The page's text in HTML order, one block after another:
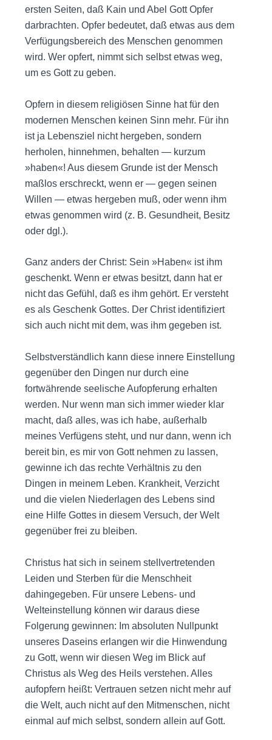
ersten Seiten, daß Kain und Abel Gott Opfer
darbrachten. Opfer bedeutet, daß etwas aus dem
Verfügungsbereich des Menschen genommen
wird. Wer opfert, nimmt sich selbst etwas weg,
um es Gott zu geben.
Opfern in diesem religiösen Sinne hat für den
modernen Menschen keinen Sinn mehr. Für ihn
ist ja Lebensziel nicht hergeben, sondern
herholen, hinnehmen, behalten — kurzum
»haben«! Aus diesem Grunde ist der Mensch
maßlos erschreckt, wenn er — gegen seinen
Willen — etwas hergeben muß, oder wenn ihm
etwas genommen wird (z. B. Gesundheit, Besitz
oder dgl.).
Ganz anders der Christ: Sein »Haben« ist ihm
geschenkt. Wenn er etwas besitzt, dann hat er
nicht das Gefühl, daß es ihm gehört. Er versteht
es als Geschenk Gottes. Der Christ identifiziert
sich auch nicht mit dem, was ihm gegeben ist.
Selbstverständlich kann diese innere Einstellung
gegenüber den Dingen nur durch eine
fortwährende seelische Aufopferung erhalten
werden. Nur wenn man sich immer wieder klar
macht, daß alles, was ich habe, außerhalb
meines Verfügens steht, und nur dann, wenn ich
bereit bin, es mir von Gott nehmen zu lassen,
gewinne ich das rechte Verhältnis zu den
Dingen in meinem Leben. Krankheit, Verzicht
und die vielen Niederlagen des Lebens sind
eine Hilfe Gottes in diesem Versuch, der Welt
gegenüber frei zu bleiben.
Christus hat sich in seinem stellvertretenden
Leiden und Sterben für die Menschheit
dahingegeben. Für unsere Lebens- und
Welteinstellung können wir daraus diese
Folgerung gewinnen: Im absoluten Nullpunkt
unseres Daseins erlangen wir die Hinwendung
zu Gott, wenn wir diesen Weg im Blick auf
Christus als Weg des Heils verstehen. Alles
aufopfern heißt: Vertrauen setzen nicht mehr auf
die Welt, auch nicht auf den Mitmenschen, nicht
einmal auf mich selbst, sondern allein auf Gott.